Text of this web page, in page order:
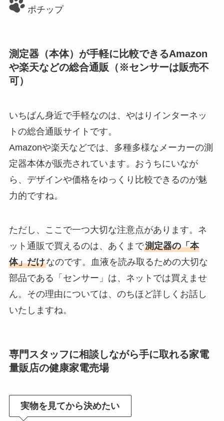
ポチップ
測定器（本体）が手軽に比較できるAmazon
や楽天などの総合通販（※センサーは販売不
可）
いちばん身近で手軽なのは、やはりインターネッ
トの総合通販サイトです。
Amazonや楽天などでは、多種多様なメーカーの測
定器本体が販売されています。おうちにいなが
ら、デザインや価格をゆっくり比較できるのが魅
力的ですね。
ただし、ここで一つ大切な注意点があります。ネ
ット通販で買えるのは、あくまで測定器の「本
体」だけなのです。血液を読み取るための大切な
部品である「センサー」は、ネットでは買えませ
ん。その理由については、のちほど詳しくお話し
いたしますね。
専門スタッフに相談しながら手に取れる家電
量販店の健康家電売場
実物を見てから決めたい